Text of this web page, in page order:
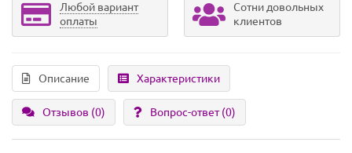
Любой вариант
оплаты
Сотни довольных
клиентов
Описание Характеристики
Отзывов (0) Вопрос-ответ(0)